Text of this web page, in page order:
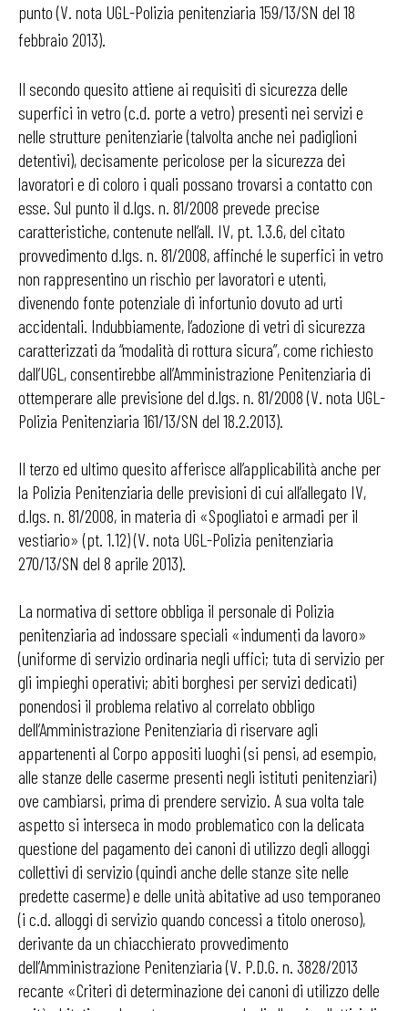
punto (V. nota UGL-Polizia penitenziaria 159/13/SN del 18
febbraio 2013).
Il secondo quesito attiene ai requisiti di sicurezza delle
superfici in vetro (c.d. porte a vetro) presenti nei servizi e
nelle strutture penitenziarie (talvolta anche nei padiglioni
detentivi), decisamente pericolose per la sicurezza dei
lavoratori e di coloro i quali possano trovarsi a contatto con
esse. Sul punto il d.lgs. n. 81/2008 prevede precise
caratteristiche, contenute nell’all. IV, pt. 1.3.6, del citato
provvedimento d.lgs. n. 81/2008, affinché le superfici in vetro
non rappresentino un rischio per lavoratori e utenti,
divenendo fonte potenziale di infortunio dovuto ad urti
accidentali. Indubbiamente, l’adozione di vetri di sicurezza
caratterizzati da “modalità di rottura sicura”, come richiesto
dall’UGL, consentirebbe all’Amministrazione Penitenziaria di
ottemperare alle previsione del d.lgs. n. 81/2008 (V. nota UGL-
Polizia Penitenziaria 161/13/SN del 18.2.2013).
Il terzo ed ultimo quesito afferisce all’applicabilità anche per
la Polizia Penitenziaria delle previsioni di cui all’allegato IV,
d.lgs. n. 81/2008, in materia di «Spogliatoi e armadi per il
vestiario» (pt. 1.12) (V. nota UGL-Polizia penitenziaria
270/13/SN del 8 aprile 2013).
La normativa di settore obbliga il personale di Polizia
penitenziaria ad indossare speciali «indumenti da lavoro»
(uniforme di servizio ordinaria negli uffici; tuta di servizio per
gli impieghi operativi; abiti borghesi per servizi dedicati)
ponendosi il problema relativo al correlato obbligo
dell’Amministrazione Penitenziaria di riservare agli
appartenenti al Corpo appositi luoghi (si pensi, ad esempio,
alle stanze delle caserme presenti negli istituti penitenziari)
ove cambiarsi, prima di prendere servizio. A sua volta tale
aspetto si interseca in modo problematico con la delicata
questione del pagamento dei canoni di utilizzo degli alloggi
collettivi di servizio (quindi anche delle stanze site nelle
predette caserme) e delle unità abitative ad uso temporaneo
(i c.d. alloggi di servizio quando concessi a titolo oneroso),
derivante da un chiacchierato provvedimento
dell’Amministrazione Penitenziaria (V. P.D.G. n. 3828/2013
recante «Criteri di determinazione dei canoni di utilizzo delle